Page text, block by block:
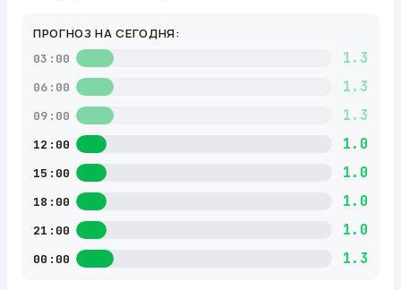
ПРОГНОЗ НА СЕГОДНЯ:
03:00 1.3
06:00 1.3
09:00 1.3
12:00 1.0
15:00 1.0
18:00 1.0
21:00 1.0
00:00 1.3